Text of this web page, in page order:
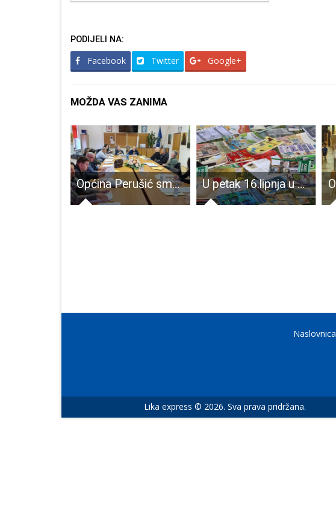
PODIJELI NA:
Facebook Twitter Google+
MOŽDA VAS ZANIMA
Općina Perušić smanjila prirez na 2% U petak 16.lipnja u KIC-u razmjena rabljenih udžbenika
Naslovnica
Lika express © 2026. Sva prava pridržana.